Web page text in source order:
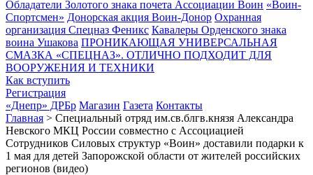
Обладатели Золотого знака почета Ассоциации Воин «Воин-
Спортсмен» Донорская акция Воин-Донор Охранная
организация Спецназ Феникс Кавалеры Орденского знака
воина Ушакова ПРОНИКАЮЩАЯ УНИВЕРСАЛЬНАЯ
СМАЗКА «СПЕЦНАЗ». ОТЛИЧНО ПОДХОДИТ ДЛЯ
ВООРУЖЕНИЯ И ТЕХНИКИ
Как вступить
Регистрация
«Днепр» ДРБр Магазин Газета Контакты
Главная > Специальный отряд им.св.блгв.князя Александра
Невского МКЦ России совместно с Ассоциацией
Сотрудников Силовых структур «Воин» доставили подарки к
1 мая для детей Запорожской области от жителей российских
регионов (видео)